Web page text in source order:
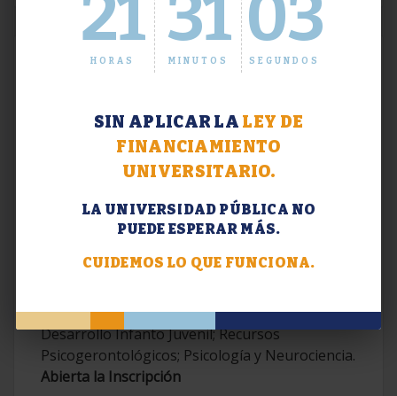
21
HORAS
31
MINUTOS
04
SEGUNDOS
SIN APLICAR LA LEY DE
FINANCIAMIENTO
UNIVERSITARIO.
LA UNIVERSIDAD PÚBLICA NO
PUEDE ESPERAR MÁS.
CUIDEMOS LO QUE FUNCIONA.
Extensión. Diplomaturas 2026.
Contemporáneas; Problemáticas en el
Desarrollo Infanto Juvenil; Recursos
Psicogerontológicos; Psicología y Neurociencia.
Abierta la Inscripción